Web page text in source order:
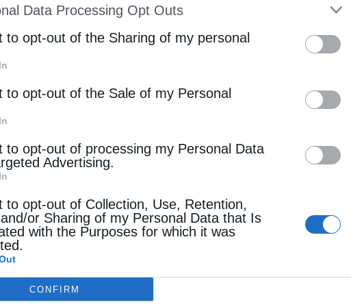
of Downstream Participantsthat may further disclose it to
parties.
Data Processing Opt Outs
to opt-out of the Sharing of my personal
to opt-out of the Sale of my Personal
to opt-out of processing my Personal Data
Advertising.
to opt-out of Collection, Use, Retention,
or Sharing of my Personal Data that Is
with the Purposes for which it was
CONFIRM
ομίλησε καταλλήλως με αφορμή το
στην κλήση των πρώτων μαθητών από τον
προσκλητήριο. Τόνισε ότι ο Χριστός
μία ζωντανή σχέση μαζί Του, ζητώντας του
προϋποθέτει θάρρος, πνευματικό αγώνα
τους πιστούς να μετατρέψουν την
και χριστιανικής ζωής.
τη Γερόντισσα Συγκλητική, την
καλή και ευλογημένη πανήγυρη,
και τη διδασκαλία του Αγίου